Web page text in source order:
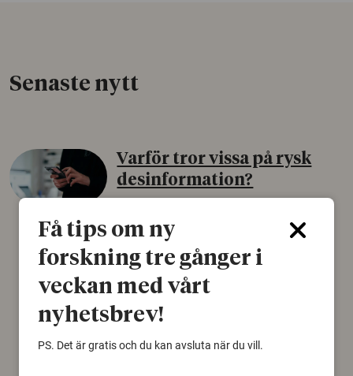
Senaste nytt
Varför tror vissa på rysk
desinformation?
Personer som är mer benägna att tro på
konspirationsteorier är ofta mer mottagliga
för rysk desinformation. Det visar en studie
från Försvarshögskolan med deltagare i fyra
europeiska länder.
Få tips om ny
forskning tre gånger i
veckan med vårt
nyhetsbrev!
PS. Det är gratis och du kan avsluta när du vill.